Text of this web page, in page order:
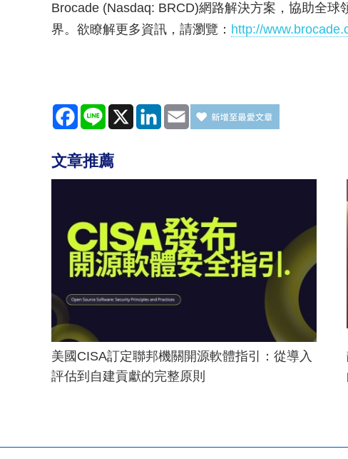
Brocade (Nasdaq: BRCD)網路解決方案，協助全
界。欲瞭解更多資訊，請瀏覽： http://
Facebook
Line X LinkedInEmail
文章推薦
美國CISA訂定聯邦機關開源軟體指引：從導入
評估到自建貢獻的完整原則